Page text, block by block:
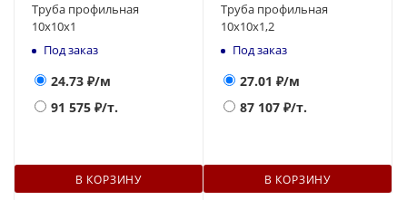
Труба профильная
10x10x1
Под заказ
24.73 ₽/м
91 575 ₽/т.
В КОРЗИНУ
Труба профильная
10x10x1,2
Под заказ
27.01 ₽/м
87 107 ₽/т.
В КОРЗИНУ